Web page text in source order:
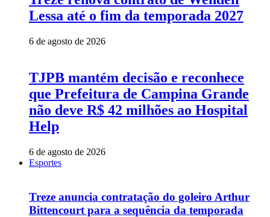
Lessa até o fim da temporada 2027
6 de agosto de 2026
TJPB mantém decisão e reconhece
que Prefeitura de Campina Grande
não deve R$ 42 milhões ao Hospital
Help
6 de agosto de 2026
Esportes
Treze anuncia contratação do goleiro Arthur
Bittencourt para a sequência da temporada